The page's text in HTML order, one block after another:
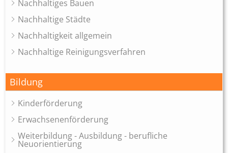
Nachhaltiges Bauen
Nachhaltige Städte
Nachhaltigkeit allgemein
Nachhaltige Reinigungsverfahren
Bildung
Kinderförderung
Erwachsenenförderung
Weiterbildung - Ausbildung - berufliche
Neuorientierung